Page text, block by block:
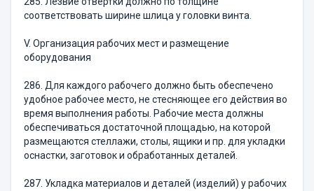
соответствовать ширине шлица у головки винта.
V. Организация рабочих мест и размещение
оборудования
286. Для каждого рабочего должно быть обеспечено
удобное рабочее место, не стесняющее его действия во
время выполнения работы. Рабочие места должны
обеспечиваться достаточной площадью, на которой
размещаются стеллажи, столы, ящики и пр. для укладки
оснастки, заготовок и обработанных деталей.
287. Укладка материалов и деталей (изделий) у рабочих